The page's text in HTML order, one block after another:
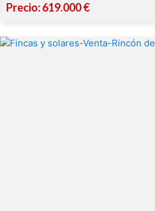
Precio: 619.000 €
¡PARCELA URBANA CON